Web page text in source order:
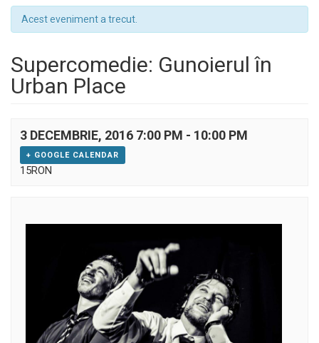
Acest eveniment a trecut.
Supercomedie: Gunoierul în
Urban Place
3 DECEMBRIE, 2016 7:00 PM - 10:00 PM
+ GOOGLE CALENDAR
15RON